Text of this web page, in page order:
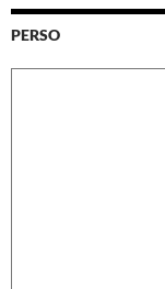
PERSO